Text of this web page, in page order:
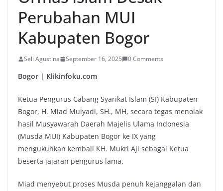
Perubahan MUI
Kabupaten Bogor
Seli Agustina September 16, 2025 0 Comments
Bogor | Klikinfoku.com
Ketua Pengurus Cabang Syarikat Islam (SI) Kabupaten
Bogor, H. Miad Mulyadi, SH., MH, secara tegas menolak
hasil Musyawarah Daerah Majelis Ulama Indonesia
(Musda MUI) Kabupaten Bogor ke IX yang
mengukuhkan kembali KH. Mukri Aji sebagai Ketua
beserta jajaran pengurus lama.
Miad menyebut proses Musda penuh kejanggalan dan